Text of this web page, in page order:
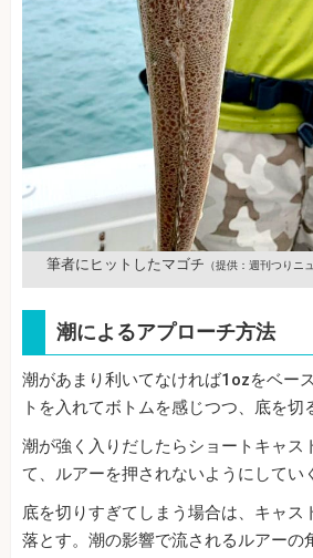
筆者にヒットしたマゴチ （提供：週刊つりニ
潮によるアプローチ方法
潮があまり利いてなければ1ozをベー
トを入れてボトムを感じつつ、底を切
潮が強く入りだしたらショートキャス
て、ルアーを押されないようにしてい
底を切りすぎてしまう場合は、キャス
落とす。潮の影響で流されるルアーの